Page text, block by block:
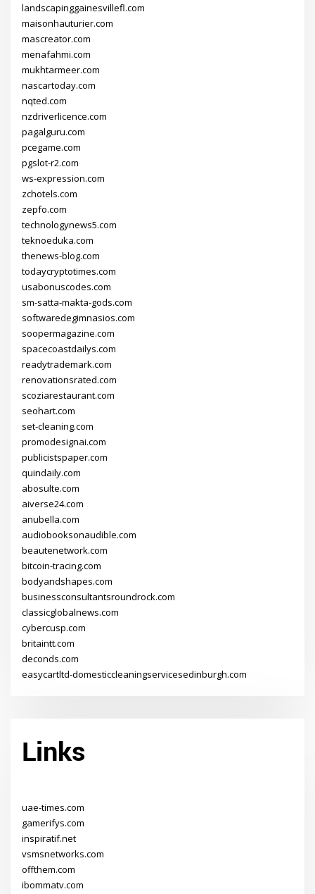
landscapinggainesvillefl.com
maisonhauturier.com
mascreator.com
menafahmi.com
mukhtarmeer.com
nascartoday.com
nqted.com
nzdriverlicence.com
pagalguru.com
pcegame.com
pgslot-r2.com
ws-expression.com
zchotels.com
zepfo.com
technologynews5.com
teknoeduka.com
thenews-blog.com
todaycryptotimes.com
usabonuscodes.com
sm-satta-makta-gods.com
softwaredegimnasios.com
soopermagazine.com
spacecoastdailys.com
readytrademark.com
renovationsrated.com
scoziarestaurant.com
seohart.com
set-cleaning.com
promodesignai.com
publicistspaper.com
quindaily.com
abosulte.com
aiverse24.com
anubella.com
audiobooksonaudible.com
beautenetwork.com
bitcoin-tracing.com
bodyandshapes.com
businessconsultantsroundrock.com
classicglobalnews.com
cybercusp.com
britaintt.com
deconds.com
easycartltd-domesticcleaningservicesedinburgh.com
Links
uae-times.com
gamerifys.com
inspiratif.net
vsmsnetworks.com
offthem.com
ibommatv.com